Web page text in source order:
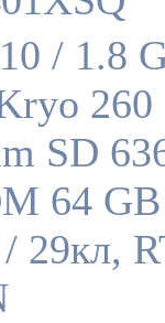
/ 1.8
260
SD
64
29кл,